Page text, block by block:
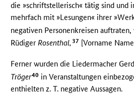
die »schriftstellerisch« tätig sind und
mehrfach mit »Lesungen« ihrer
negativen Personenkreisen
RüdigerRosenthal,37 [Vorname
Ferner wurden die Liedermacher
Tröger40 in Veranstaltungen
enthielten z. T. negative Aussagen.